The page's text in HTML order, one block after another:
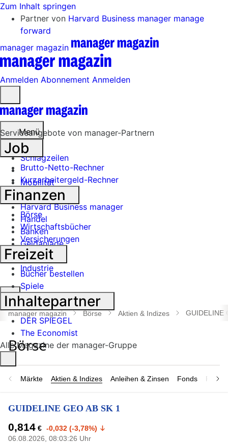
Zum Inhalt springen
Partner von Harvard Business manager manage
forward
manager magazin
Anmelden Abonnement Anmelden
öffnen
Menü
Schlagzeilen
Mobilität
Tech
Harvard Business manager
Handel
Banken
Geldanlage
Börse
Industrie
Suche
öffnen
manager magazin Börse Aktien & Indizes GUIDELINE
Märkte Aktien & Indizes Anleihen & Zinsen Fonds
GUIDELINE GEO AB SK 1
0,814 € -0,032 (-3,78%)
06.08.2026, 08:03:26 Uhr
Serviceangebote von manager-Partnern
Job
Brutto-Netto-Rechner
Kurzarbeitergeld-Rechner
Finanzen
Börse
Wirtschaftsbücher
Versicherungen
Freizeit
Bücher bestellen
Spiele
Inhaltepartner
DER SPIEGEL
The Economist
Alle Magazine der manager-Gruppe